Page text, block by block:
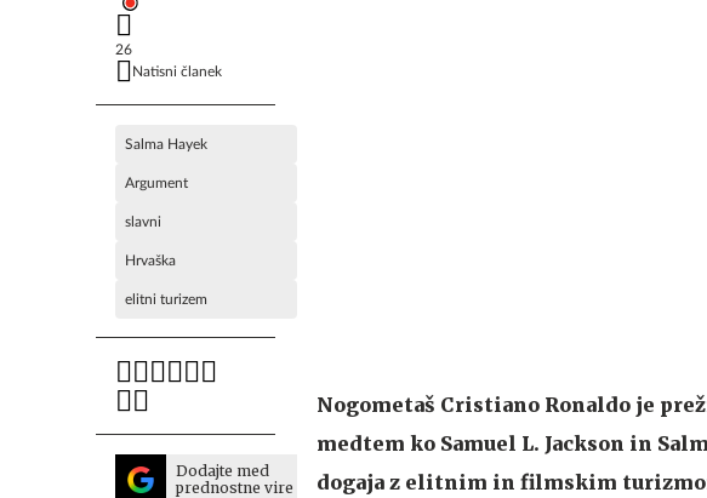
26
Natisni članek
Salma Hayek
Argument
slavni
Hrvaška
elitni turizem
Dodajte med
prednostne vire
Nogometaš Cristiano Ronaldo je
medtem ko Samuel L. Jackson in
dogaja z elitnim in filmskim